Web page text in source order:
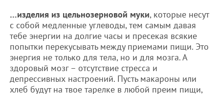
…изделия из цельнозерновой муки, которые несут
с собой медленные углеводы, тем самым давая
тебе энергии на долгие часы и пресекая всякие
попытки перекусывать между приемами пищи. Это
энергия не только для тела, но и для мозга. А
здоровый мозг – отсутствие стресса и
депрессивных настроений. Пусть макароны или
хлеб будут на твое тарелке в любой преим пищи,